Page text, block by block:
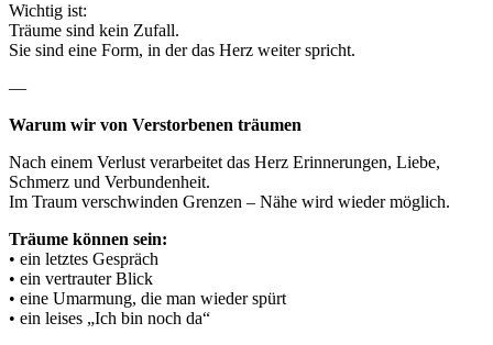
Wichtig ist:
Träume sind kein Zufall.
Sie sind eine Form, in der das Herz weiter spricht.
—
Warum wir von Verstorbenen träumen
Nach einem Verlust verarbeitet das Herz Erinnerungen, Liebe,
Schmerz und Verbundenheit.
Im Traum verschwinden Grenzen – Nähe wird wieder möglich.
Träume können sein:
• ein letztes Gespräch
• ein vertrauter Blick
• eine Umarmung, die man wieder spürt
• ein leises „Ich bin noch da“